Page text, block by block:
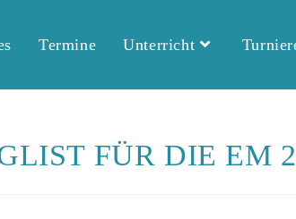
Termine Unterricht
FÜR DIE EM